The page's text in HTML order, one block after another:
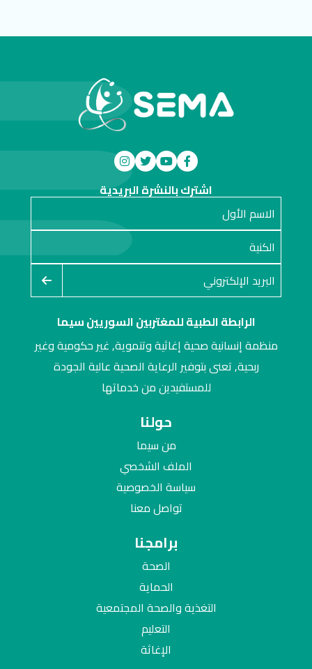
الرابطة الطبية للمغتربين السوريين سيما
منظمة إنسانية صحية إغاثية وتنموية, غير حكومية وغير
ربحية, تعنى بتوفير الرعاية الصحية عالية الجودة
للمستفيدين من خدماتها
اشترك بالنشرة البريدية
حولنا
من سيما
الملف الشخصي
سياسة الخصوصية
تواصل معنا
برامجنا
الصحة
الحماية
التغذية والصحة المجتمعية
التعليم
الإغاثة